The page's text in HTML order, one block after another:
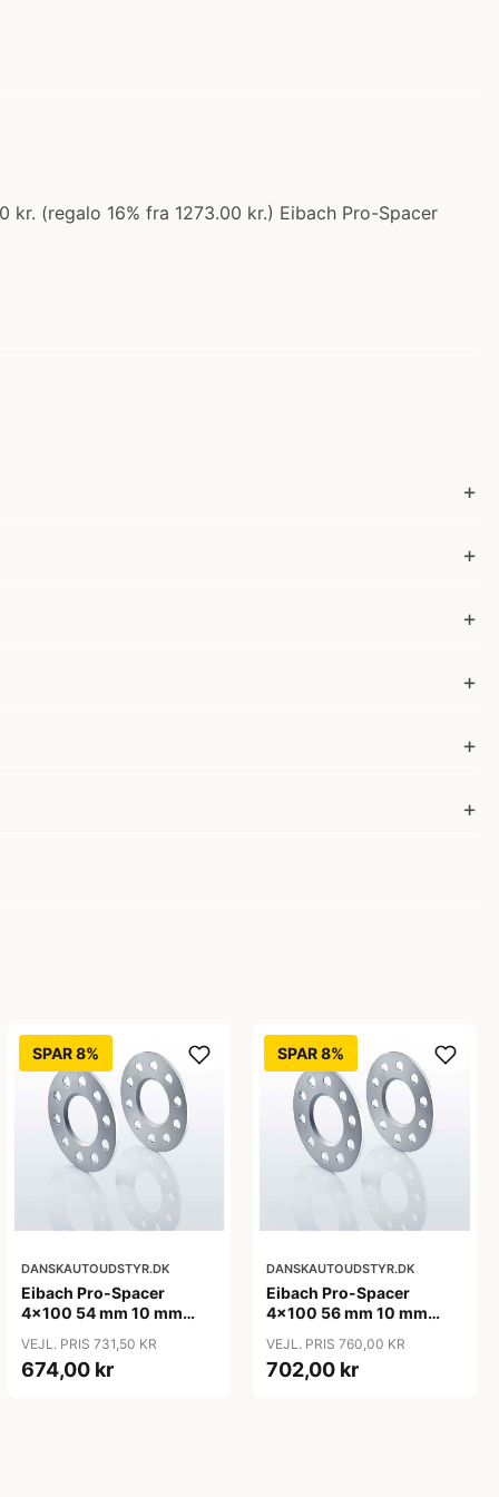
(regalo 16% fra 1273.00 kr.) Eibach Pro-Spacer
SPAR 8%
DANSKAUTOUDSTYR.DK
Eibach Pro-Spacer
4x100 54 mm 10 mm
VEJL. PRIS 731,50 KR
674,00 kr
SPAR 8%
DANSKAUTOUDSTYR.DK
Eibach Pro-Spacer
4x100 56 mm 10 mm
VEJL. PRIS 760,00 KR
702,00 kr